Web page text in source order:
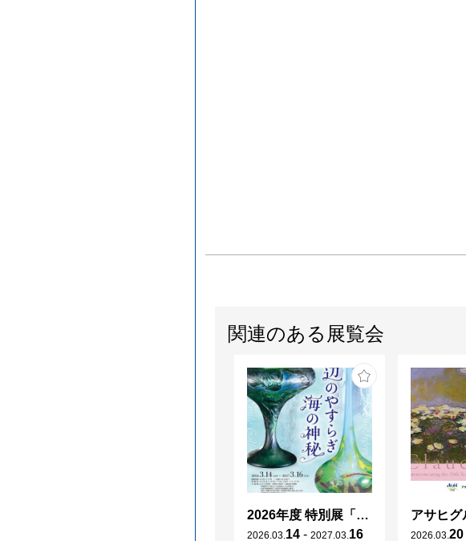
関連のある展覧会
2026年度 特別展「ガレとドーム、アール･ヌーヴォーのガラス 水辺のやすらぎ、海の神秘」
2026 03 14 - 2027 03 16
2026 03 20